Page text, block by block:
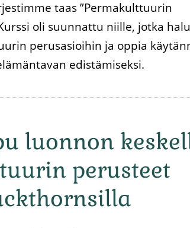
taas ”Permakulttuurin
oli suunnattu niille, jotka
perusasioihin ja oppia
edistämiseksi.
luonnon
perusteet